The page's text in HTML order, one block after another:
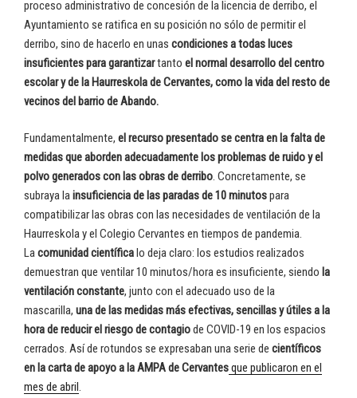
proceso administrativo de concesión de la licencia de derribo, el
Ayuntamiento se ratifica en su posición no sólo de permitir el
derribo, sino de hacerlo en unas condiciones a todas luces
insuficientes para garantizartanto el normal desarrollo del centro
escolar y de la Haurreskola de Cervantes, como la vida del resto de
vecinos del barrio de Abando.
Fundamentalmente, el recurso presentado se centra en la falta de
medidas que aborden adecuadamente los problemas de ruido y el
polvo generados con las obras de derribo. Concretamente, se
subraya lainsuficiencia de las paradas de 10 minutospara
compatibilizar las obras con las necesidades de ventilación de la
Haurreskola y el Colegio Cervantes en tiempos de pandemia.
Lacomunidad científica lo deja claro: los estudios realizados
demuestran que ventilar 10 minutos/hora es insuficiente, siendo la
ventilación constante, junto con el adecuado uso de la
mascarilla, una de las medidas más efectivas, sencillas y útiles a la
hora de reducir el riesgo de contagiode COVID-19 en los espacios
cerrados. Así de rotundos se expresaban una serie de científicos
en la carta de apoyo a la AMPA de Cervantesque publicaron en el
mes de abril .